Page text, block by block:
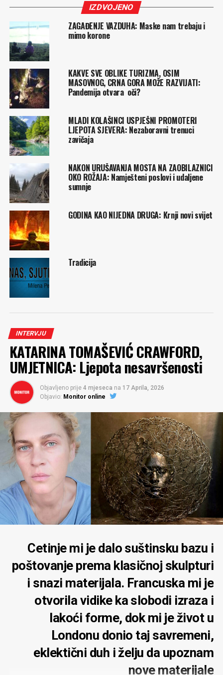
IZDVOJENO
ZAGAĐENJE VAZDUHA: Maske nam trebaju i
mimo korone
KAKVE SVE OBLIKE TURIZMA, OSIM
MASOVNOG, CRNA GORA MOŽE RAZVIJATI:
Pandemija otvara oči?
MLADI KOLAŠINCI USPJEŠNI PROMOTERI
LJEPOTA SJEVERA: Nezaboravni trenuci
zavičaja
NAKON URUŠAVANJA MOSTA NA ZAOBILAZNICI
OKO ROŽAJA: Namješteni poslovi i udaljene
sumnje
GODINA KAO NIJEDNA DRUGA: Krnji novi svijet
Tradicija
INTERVJU
KATARINA TOMAŠEVIĆ CRAWFORD,
UMJETNICA: Ljepota nesavršenosti
Objavljeno prije 4 mjeseca na 17 Aprila, 2026
Objavio: Monitor online
Cetinje mi je dalo suštinsku bazu i
poštovanje prema klasičnoj skulpturi
i snazi materijala. Francuska mi je
otvorila vidike ka slobodi izraza i
lakoći forme, dok mi je život u
Londonu donio taj savremeni,
eklektični duh i želju da upoznam
nove materijale